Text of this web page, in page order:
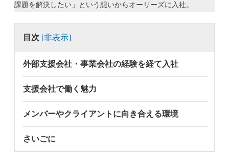
課題を解決したい」という想いからオーリーズに入社。
目次 [非表示]
外部支援会社・事業会社の経験を経て入社
支援会社で働く魅力
メンバーやクライアントに向き合える環境
さいごに